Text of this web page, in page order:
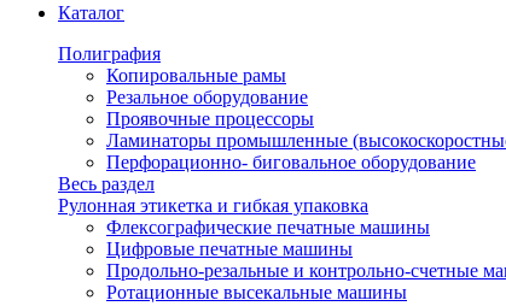
Каталог
Полиграфия
Копировальные рамы
Резальное оборудование
Проявочные процессоры
Ламинаторы промышленные
Перфорационно- биговальное оборудование
Весь раздел
Рулонная этикетка и гибкая упаковка
Флексографические печатные машины
Цифровые печатные машины
Продольно-резальные и контрольно-счетные
Ротационные высекальные машины